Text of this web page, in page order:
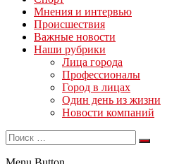
Мнения и интервью
Происшествия
Важные новости
Наши рубрики
Лица города
Профессионалы
Город в лицах
Один день из жизни
Новости компаний